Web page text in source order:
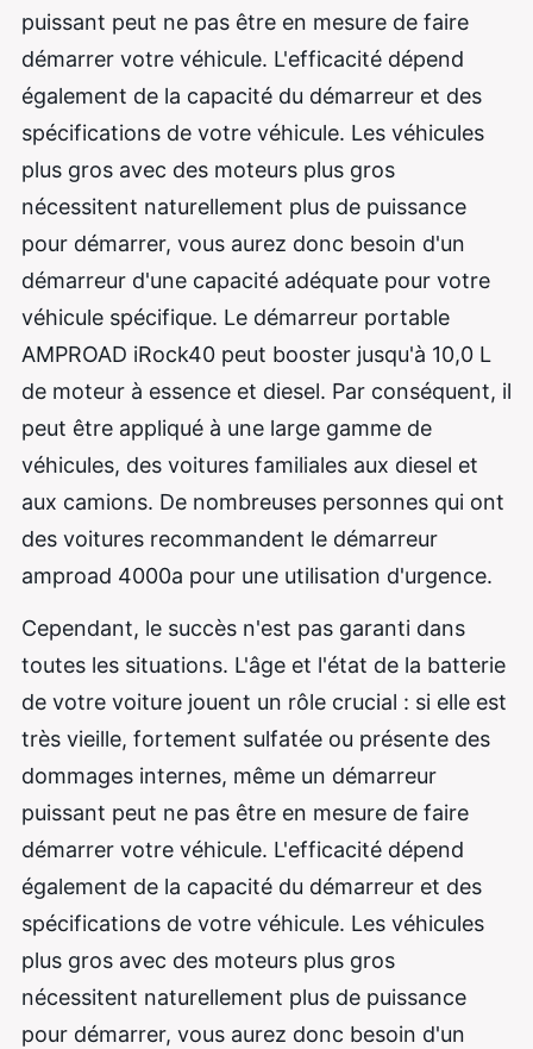
puissant peut ne pas être en mesure de faire
démarrer votre véhicule. L'efficacité dépend
également de la capacité du démarreur et des
spécifications de votre véhicule. Les véhicules
plus gros avec des moteurs plus gros
nécessitent naturellement plus de puissance
pour démarrer, vous aurez donc besoin d'un
démarreur d'une capacité adéquate pour votre
véhicule spécifique. Le démarreur portable
AMPROAD iRock40 peut booster jusqu'à 10,0 L
de moteur à essence et diesel. Par conséquent, il
peut être appliqué à une large gamme de
véhicules, des voitures familiales aux diesel et
aux camions. De nombreuses personnes qui ont
des voitures recommandent le démarreur
amproad 4000a pour une utilisation d'urgence.
Cependant, le succès n'est pas garanti dans
toutes les situations. L'âge et l'état de la batterie
de votre voiture jouent un rôle crucial : si elle est
très vieille, fortement sulfatée ou présente des
dommages internes, même un démarreur
puissant peut ne pas être en mesure de faire
démarrer votre véhicule. L'efficacité dépend
également de la capacité du démarreur et des
spécifications de votre véhicule. Les véhicules
plus gros avec des moteurs plus gros
nécessitent naturellement plus de puissance
pour démarrer, vous aurez donc besoin d'un